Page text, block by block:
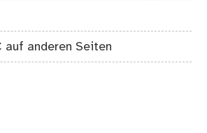
auf anderen Seiten